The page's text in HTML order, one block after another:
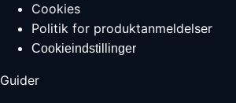
Cookies
Politik for produktanmeldelser
Cookieindstillinger
Guider